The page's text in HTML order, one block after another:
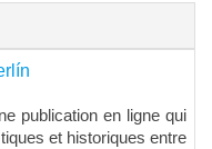
publication en ligne qui
et historiques entre